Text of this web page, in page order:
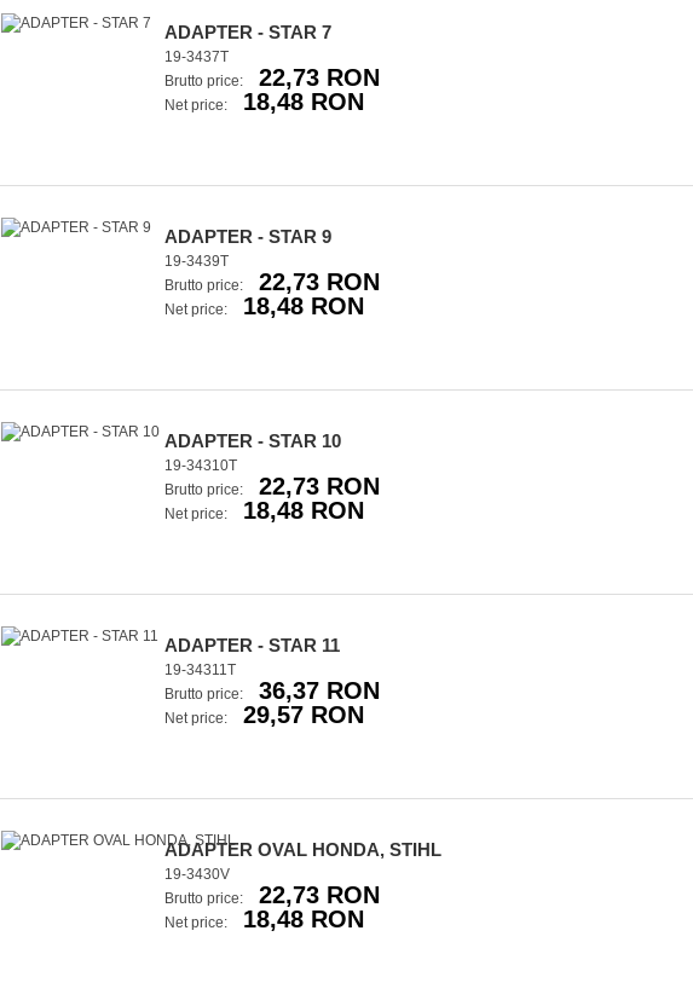
ADAPTER - STAR 7
19-3437T
Brutto price:
22,73 RON
Net price: 18,48 RON
ADAPTER - STAR 9
19-3439T
Brutto price:
22,73 RON
Net price: 18,48 RON
ADAPTER - STAR 10
19-34310T
Brutto price:
22,73 RON
Net price: 18,48 RON
ADAPTER - STAR 11
19-34311T
Brutto price:
36,37 RON
Net price: 29,57 RON
ADAPTER OVAL HONDA, STIHL
19-3430V
Brutto price:
22,73 RON
Net price: 18,48 RON